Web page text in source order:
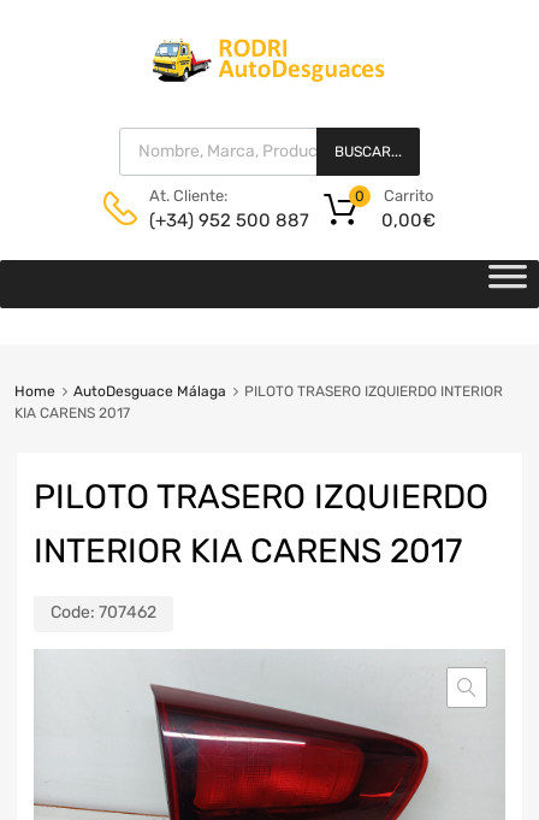
BUSCAR...
At. Cliente:
(+34) 952 500 887
Carrito
0,00€
0
Home AutoDesguace Málaga
PILOTO TRASERO IZQUIERDO INTERIOR
KIA CARENS 2017
PILOTO TRASERO IZQUIERDO
INTERIOR KIA CARENS 2017
Code: 707462